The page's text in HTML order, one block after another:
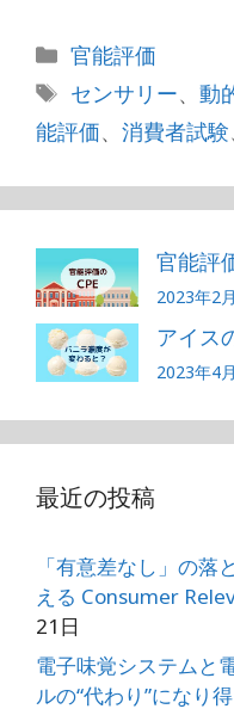
c
e
b
o
o
k
e
dI
n
カ
テ
リ
ー
官能評価
タ
グ
センサリー、 動
能評価、 消費者試験
官能評
2023年2
アイス
2023年4
最近の投稿
「有意差なし」の
える Consumer
21日
電子味覚システムと
ルの“代わり”になり